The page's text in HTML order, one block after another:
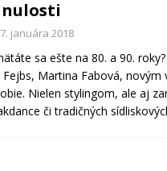
januára 2018
sa ešte na 80. a 90.
Fejbs, Martina Fabová,
Nielen stylingom, ale aj
či tradičných